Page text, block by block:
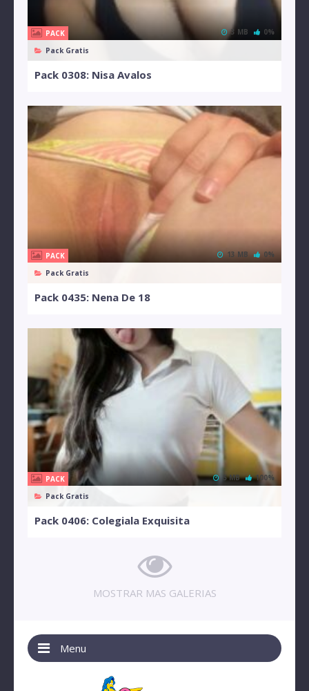
PACK
Pack Gratis
3 MB 0%
Pack 0308: Nisa Avalos
PACK
Pack Gratis
13 MB 0%
Pack 0435: Nena De 18
PACK
Pack Gratis
5 MB 100%
Pack 0406: Colegiala Exquisita
MOSTRAR MAS GALERIAS
Menu